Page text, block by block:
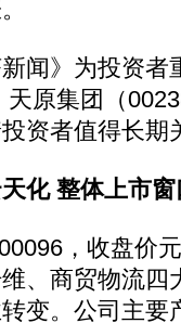
》为投资者
天原集团（
资者值得长期
化 整体上市
，收盘价元
、商贸物流
变。公司主